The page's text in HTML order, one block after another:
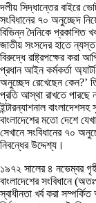
দলীয় সিদ্ধান্তের বাইরে
সংবিধানের ৭০ অনুচ্ছেদ
বিভিন্ন দৈনিকে প্রকাশিত
জাতীয় সংসদের হাতে
বিরুদ্ধে রাষ্ট্রপক্ষের করা
প্রধান আইন কর্মকর্তা
অনুচ্ছেদ রেখেছেন কেন?’
প্রতি আস্থা রাখতে পারছে
ইন্টারন্যাশনাল
বাংলাদেশের মতো দেশে
সেখানে সংবিধানের ৭০
নিবন্ধের উদ্দেশ্য।
১৯৭২ সালের ৪ নভেম্বর
বাংলাদেশের সংবিধানে
স্বাধীনতা খর্ব করা